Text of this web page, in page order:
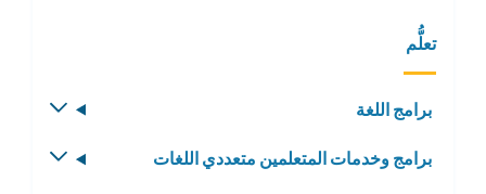
تعلُّم
برامج اللغة
برامج وخدمات المتعلمين متعددي اللغات